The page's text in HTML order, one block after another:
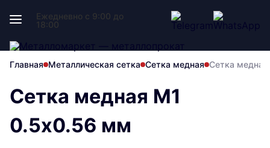
Ежедневно с 9:00 до
18:00
Главная Металлическая сетка Сетка медная Сетка
Сетка медная М1
0.5х0.56 мм